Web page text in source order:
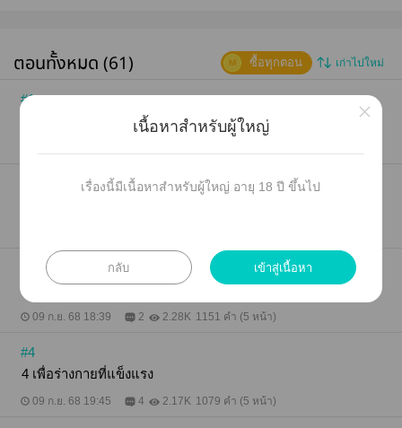
ตอนทั้งหมด (61) เก่าไปใหม่
ซื้อทุกตอน
#1
3 แค่คิดบวก
09 ก.ย. 68 18:39 2 2.28K 1151 คำ (5 หน้า)
#4
4 เพื่อร่างกายที่แข็งแรง
09 ก.ย. 68 19:45 4 2.17K 1079 คำ (5 หน้า)
เนื้อหาสำหรับผู้ใหญ่
เรื่องนี้มีเนื้อหาสำหรับผู้ใหญ่ อายุ 18 ปี ขึ้นไป
กลับ เข้าสู่เนื้อหา
×